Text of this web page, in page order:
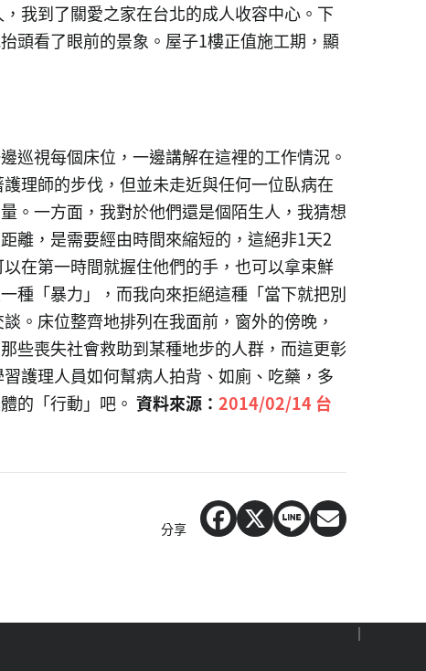
我到了關愛之家在台北的成人收容中心。下
頭看了眼前的景象。屋子1樓正值施工期，顯
巡視每個床位，一邊講解在這裡的工作情況。
理師的步伐，但並未走近與任何一位臥病在
。一方面，我對於他們還是個陌生人，我猜想
離，是需要經由時間來縮短的，這絕非1天2
在第一時間就握住他們的手，也可以拿束鮮
種「暴力」，而我向來拒絕這種「當下就把別
。床位整齊地排列在我面前，窗外的傍晚，
些喪失社會救助到某種地步的人群，而這更彰
護理人員如何幫病人拍背、如廁、吃藥，多
的「行動」吧。 資料來源： 2014/02/14 台
分享